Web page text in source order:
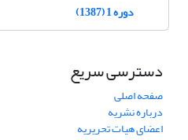
دوره 1 (1387)
دسترسی سریع
صفحه اصلی
درباره نشریه
اعضای هیات تحریریه